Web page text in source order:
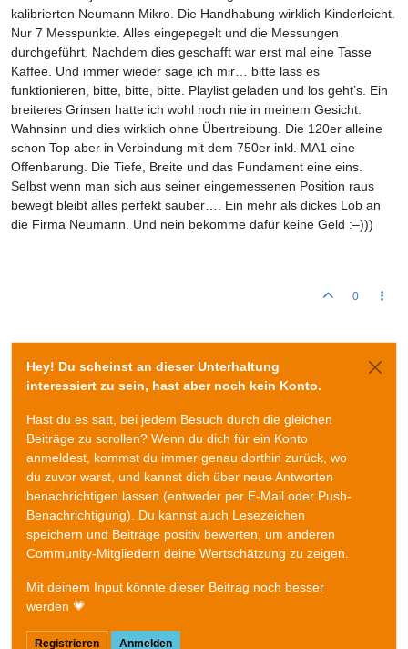
kalibrierten Neumann Mikro. Die Handhabung wirklich Kinderleicht.
Nur 7 Messpunkte. Alles eingepegelt und die Messungen
durchgeführt. Nachdem dies geschafft war erst mal eine Tasse
Kaffee. Und immer wieder sage ich mir… bitte lass es
funktionieren, bitte, bitte, bitte. Playlist geladen und los geht’s. Ein
breiteres Grinsen hatte ich wohl noch nie in meinem Gesicht.
Wahnsinn und dies wirklich ohne Übertreibung. Die 120er alleine
schon Top aber in Verbindung mit dem 750er inkl. MA1 eine
Offenbarung. Die Tiefe, Breite und das Fundament eine eins.
Selbst wenn man sich aus seiner eingemessenen Position raus
bewegt bleibt alles perfekt sauber…. Ein mehr als dickes Lob an
die Firma Neumann. Und nein bekomme dafür keine Geld :–)))
0
Hey! Du scheinst an dieser Unterhaltung
interessiert zu sein, hast aber noch kein Konto.
Hast du es satt, bei jedem Besuch durch die gleichen
Beiträge zu scrollen? Wenn du dich für ein Konto
anmeldest, kommst du immer genau dorthin zurück, wo
du zuvor warst, und kannst dich über neue Antworten
benachrichtigen lassen (entweder per E-Mail oder Push-
Benachrichtigung). Du kannst auch Lesezeichen
speichern und Beiträge positiv bewerten, um anderen
Community-Mitgliedern deine Wertschätzung zu zeigen.
Mit deinem Input könnte dieser Beitrag noch besser
werden 💗
Registrieren Anmelden